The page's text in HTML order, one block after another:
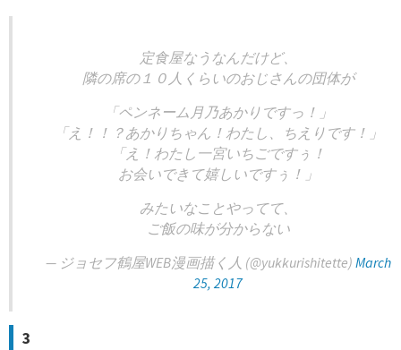
定食屋なうなんだけど、
隣の席の１０人くらいのおじさんの団体が
「ペンネーム月乃あかりですっ！」
「え！！？あかりちゃん！わたし、ちえりです！」
「え！わたし一宮いちごですぅ！
お会いできて嬉しいですぅ！」
みたいなことやってて、
ご飯の味が分からない
— ジョセフ鶴屋WEB漫画描く人 (@yukkurishitette) March
25, 2017
3